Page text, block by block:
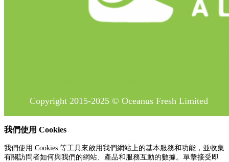
Copyright 2015-2025 © Oceanus Fresh Limited
我們使用 Cookies
我們使用 Cookies 等工具來啟用我們網站上的基本服務和功能，並收集
有關訪問者如何與我們的網站、產品和服務互動的數據。單擊接受即